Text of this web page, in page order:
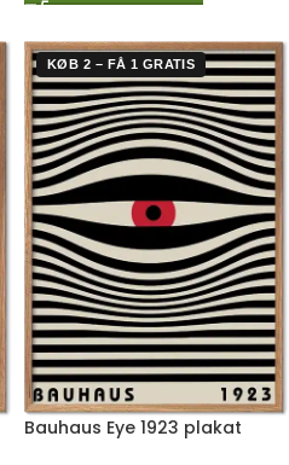
KØB 2 – FÅ 1 GRATIS
Bauhaus Eye 1923 plakat